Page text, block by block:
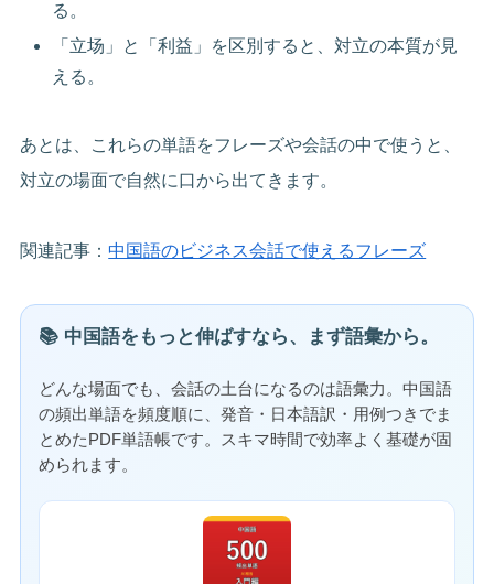
る。
「立场」と「利益」を区別すると、対立の本質が見
える。
あとは、これらの単語をフレーズや会話の中で使うと、
対立の場面で自然に口から出てきます。
関連記事：中国語のビジネス会話で使えるフレーズ
📚 中国語をもっと伸ばすなら、まず語彙から。
どんな場面でも、会話の土台になるのは語彙力。中国語
の頻出単語を頻度順に、発音・日本語訳・用例つきでま
とめたPDF単語帳です。スキマ時間で効率よく基礎が固
められます。